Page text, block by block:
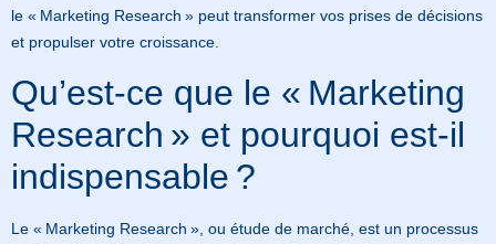
le « Marketing Research » peut transformer vos prises de décisions
et propulser votre croissance.
Qu’est-ce que le « Marketing
Research » et pourquoi est-il
indispensable ?
Le « Marketing Research », ou étude de marché, est un processus